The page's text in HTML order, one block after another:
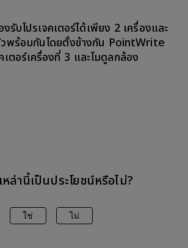
บโปรเจคเตอร์ได้เพียง 2 เครื่องและ
พร้อมกันโดยตั้งข้างกัน PointWrite
เตอร์เครื่องที่ 3 และโมดูลกล้อง
ล่านี้เป็นประโยชน์หรือไม่?
ใช่ ไม่